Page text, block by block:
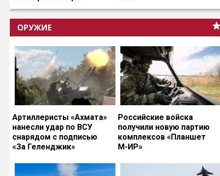
ОРУЖИЕ
Артиллеристы «Ахмата»
нанесли удар по ВСУ
снарядом с подписью
«За Геленджик»
Российские войска
получили новую партию
комплексов «Планшет
М-ИР»